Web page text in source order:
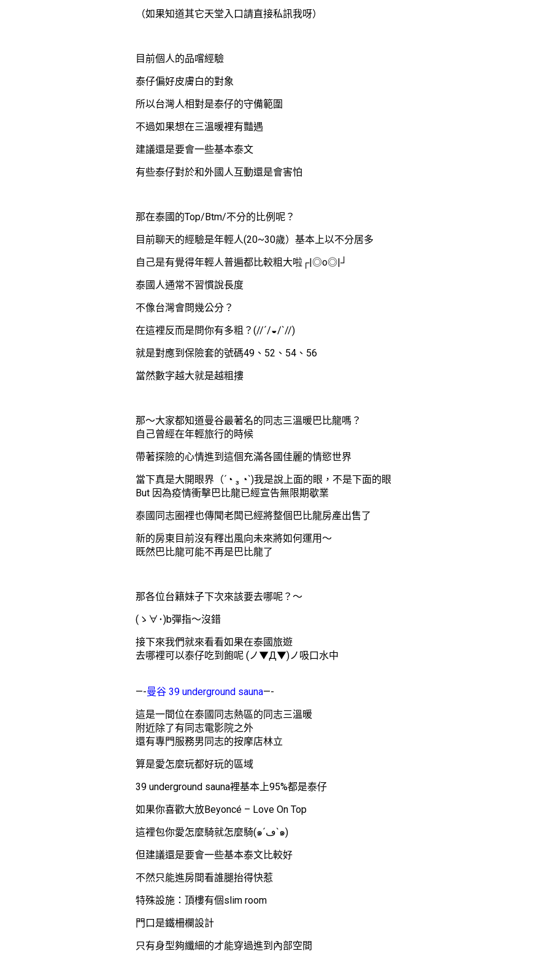
（如果知道其它天堂入口請直接私訊我呀）
目前個人的品嚐經驗
泰仔偏好皮膚白的對象
所以台灣人相對是泰仔的守備範圍
不過如果想在三溫暖裡有豔遇
建議還是要會一些基本泰文
有些泰仔對於和外國人互動還是會害怕
那在泰國的Top/Btm/不分的比例呢？
目前聊天的經驗是年輕人(20~30歲）基本上以不分居多
自己是有覺得年輕人普遍都比較粗大啦┌|◎o◎|┘
泰國人通常不習慣說長度
不像台灣會問幾公分？
在這裡反而是問你有多粗？(//´/◒/`//)
就是對應到保險套的號碼49、52、54、56
當然數字越大就是越粗摟
那～大家都知道曼谷最著名的同志三溫暖巴比龍嗎？
自己曾經在年輕旅行的時候
帶著探險的心情進到這個充滿各國佳麗的情慾世界
當下真是大開眼界（´◔ ₃ ◔`)我是說上面的眼，不是下面的眼
But 因為疫情衝擊巴比龍已經宣告無限期歇業
泰國同志圈裡也傳聞老闆已經將整個巴比龍房產出售了
新的房東目前沒有釋出風向未來將如何運用～
既然巴比龍可能不再是巴比龍了
那各位台籍妹子下次來該要去哪呢？～
(ゝ∀･)b彈指～沒錯
接下來我們就來看看如果在泰國旅遊
去哪裡可以泰仔吃到飽呢 (ノ▼Д▼)ノ吸口水中
—-曼谷 39 underground sauna—-
這是一間位在泰國同志熱區的同志三溫暖
附近除了有同志電影院之外
還有專門服務男同志的按摩店林立
算是愛怎麼玩都好玩的區域
39 underground sauna裡基本上95%都是泰仔
如果你喜歡大放Beyoncé – Love On Top
這裡包你愛怎麼騎就怎麼騎(๑´ڡ`๑)
但建議還是要會一些基本泰文比較好
不然只能進房間看誰腿抬得快惹
特殊設施：頂樓有個slim room
門口是鐵柵欄設計
只有身型夠纖細的才能穿過進到內部空間